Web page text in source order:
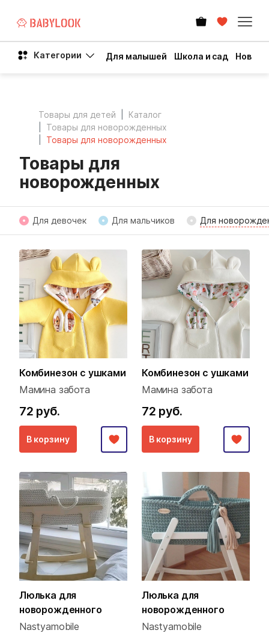
Категории Для малышей Школа и сад Новый
Товары для детей
Каталог
Товары для новорожденных
Товары для новорожденных
Товары для
новорожденных
Для девочек Для мальчиков Для
Комбинезон с ушками
Мамина забота
72 руб.
В корзину
Комбинезон с ушками
Мамина забота
72 руб.
В корзину
Люлька для
новорожденного
Nastyamobile
Люлька для
новорожденного
Nastyamobile